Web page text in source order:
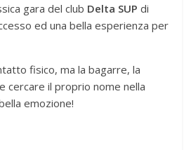
gara del club Delta SUP di
ed una bella esperienza per
fisico, ma la bagarre, la
cercare il proprio nome nella
emozione!